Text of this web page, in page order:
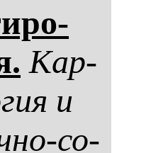
Кар­
и
со­